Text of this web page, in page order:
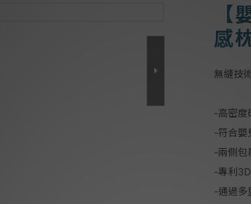
【
感
無縫技
-高密度
-符合嬰
-兩側包
-專利
-通過多